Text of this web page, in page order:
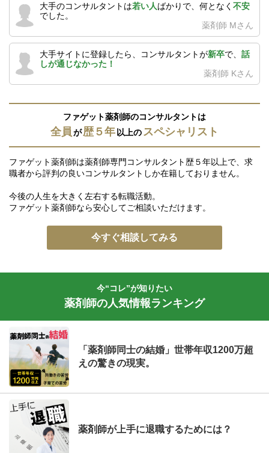
大手のコンサルタントは若い人ばかりで、何となく 不安
でした。
薬剤師 Mさん
大手サイトに登録したら、コンサルタントが新卒で、 話
しが通じなかった！
薬剤師 Kさん
ファゲット薬剤師のコンサルタントは
全員が歴５年 以上の スペシャリスト
ファゲット薬剤師は薬剤師専門コンサルタント歴５年以上で、求
職者から評判の良いコンサルタントしか在籍しておりません。
今後の人生を大きく左右する転職活動。
ファゲット薬剤師なら安心してご相談いただけます。
今すぐ相談してみる
今“コレ”が知りたい
薬剤師の人気情報ランキング
「薬剤師同士の結婚」世帯年収1200万超
えの驚きの現実。
薬剤師が上手に退職するためには？